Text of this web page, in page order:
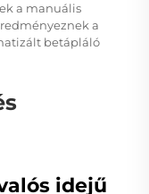
a manuális
a
betápláló
idejű